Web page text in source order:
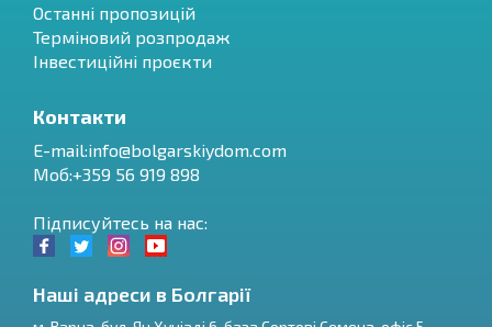
Останні пропозицій
Терміновий розпродаж
Інвестиційні проєкти
Контакти
E-mail:info@bolgarskiydom.com
Моб:+359 56 919 898
Підписуйтесь на нас:
Наші адреси в Болгарії